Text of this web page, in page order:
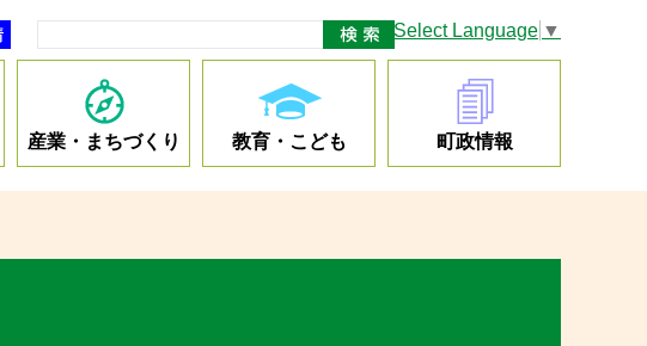
Select Language ▼
産業・まちづくり 教育・こども 町政情報